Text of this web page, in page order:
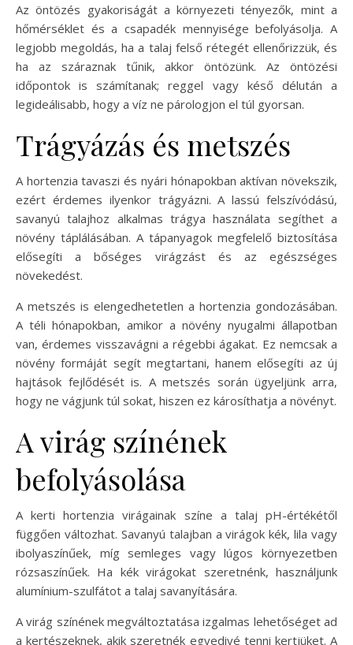
Az öntözés gyakoriságát a környezeti tényezők, mint a
hőmérséklet és a csapadék mennyisége befolyásolja. A
legjobb megoldás, ha a talaj felső rétegét ellenőrizzük, és
ha az száraznak tűnik, akkor öntözünk. Az öntözési
időpontok is számítanak; reggel vagy késő délután a
legideálisabb, hogy a víz ne párologjon el túl gyorsan.
Trágyázás és metszés
A hortenzia tavaszi és nyári hónapokban aktívan növekszik,
ezért érdemes ilyenkor trágyázni. A lassú felszívódású,
savanyú talajhoz alkalmas trágya használata segíthet a
növény táplálásában. A tápanyagok megfelelő biztosítása
elősegíti a bőséges virágzást és az egészséges
növekedést.
A metszés is elengedhetetlen a hortenzia gondozásában.
A téli hónapokban, amikor a növény nyugalmi állapotban
van, érdemes visszavágni a régebbi ágakat. Ez nemcsak a
növény formáját segít megtartani, hanem elősegíti az új
hajtások fejlődését is. A metszés során ügyeljünk arra,
hogy ne vágjunk túl sokat, hiszen ez károsíthatja a növényt.
A virág színének
befolyásolása
A kerti hortenzia virágainak színe a talaj pH-értékétől
függően változhat. Savanyú talajban a virágok kék, lila vagy
ibolyaszínűek, míg semleges vagy lúgos környezetben
rózsaszínűek. Ha kék virágokat szeretnénk, használjunk
alumínium-szulfátot a talaj savanyítására.
A virág színének megváltoztatása izgalmas lehetőséget ad
a kertészeknek, akik szeretnék egyedivé tenni kertjüket. A